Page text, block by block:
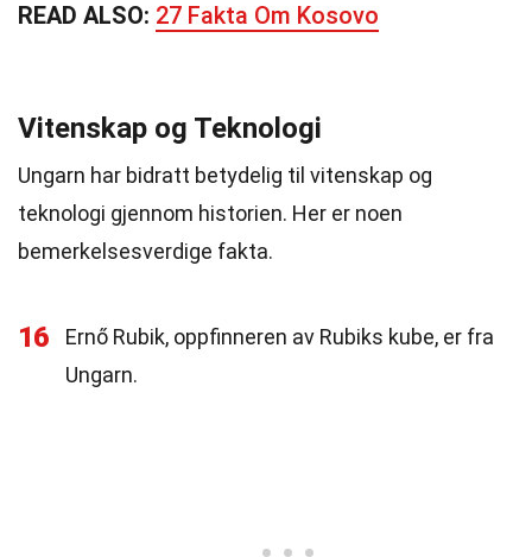
READ ALSO: 27 Fakta Om Kosovo
Vitenskap og Teknologi
Ungarn har bidratt betydelig til vitenskap og
teknologi gjennom historien. Her er noen
bemerkelsesverdige fakta.
16
Ernő Rubik, oppfinneren av Rubiks kube, er fra
Ungarn.